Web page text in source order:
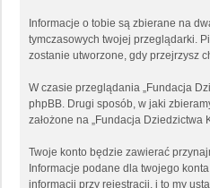
Informacje o tobie są zbierane na
tymczasowych twojej przeglądarki.
zostanie utworzone, gdy przejrzysz
W czasie przeglądania „Fundacja
phpBB. Drugi sposób, w jaki
założone na „Fundacja
Twoje konto będzie zawierać
Informacje podane dla twojego
informacji przy rejestracji, i to my